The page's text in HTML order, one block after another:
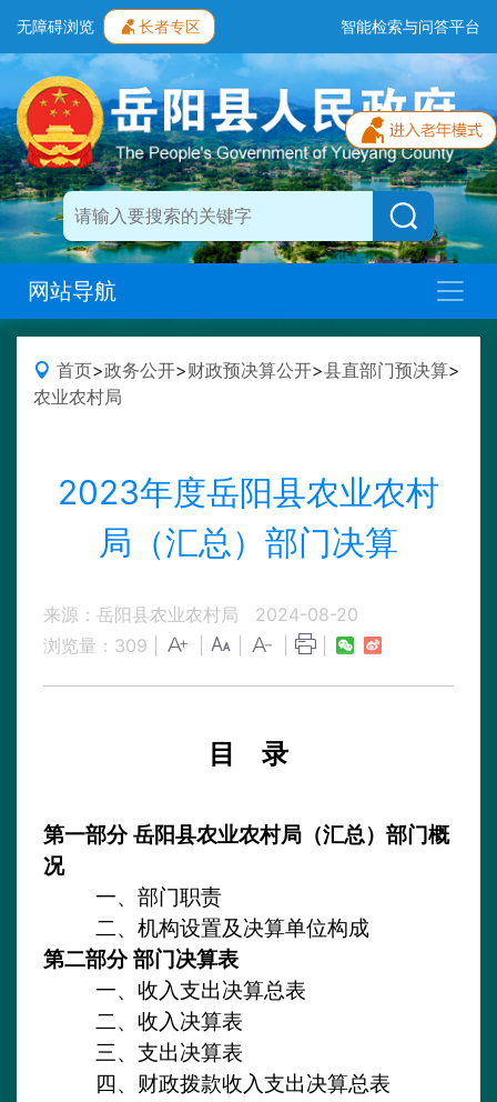
无障碍浏览 长者专区 智能检索与问答平台
网站导航
首页>政务公开>财政预决算公开>县直部门预决算>
农业农村局
2023年度岳阳县农业农村
局（汇总）部门决算
来源：岳阳县农业农村局
2024-08-20
浏览量： 309
目 录
第一部分 岳阳县农业农村局（汇总）部门概
况
一、部门职责
二、机构设置及决算单位构成
第二部分 部门决算表
一、收入支出决算总表
二、收入决算表
三、支出决算表
四、财政拨款收入支出决算总表